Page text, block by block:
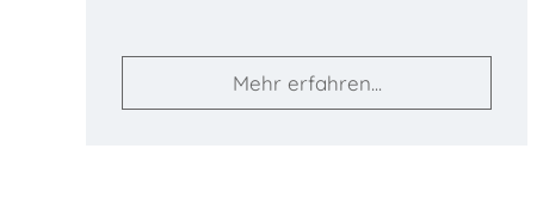
Mehr erfahren...